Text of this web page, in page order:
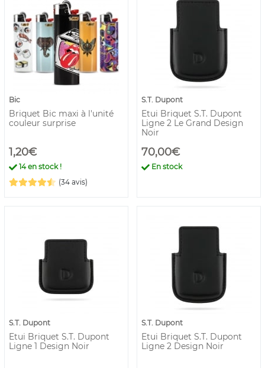
Bic
Briquet Bic maxi à l'unité
couleur surprise
1,20€
14en stock !
(34 avis)
S.T. Dupont
Etui Briquet S.T. Dupont
Ligne 2 Le Grand Design
Noir
70,00€
En stock
S.T. Dupont
Etui Briquet S.T. Dupont
Ligne 1 Design Noir
S.T. Dupont
Etui Briquet S.T. Dupont
Ligne 2 Design Noir